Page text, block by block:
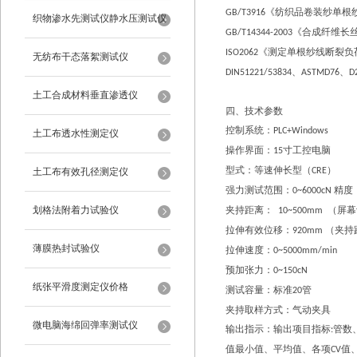
织物渗水先测试仪静水压测试仪
无纺布干态落絮测试仪
土工合成材料垂直渗透仪
土工布透水性测定仪
土工布有效孔径测定仪
划格法附着力试验仪
薄膜热封试验仪
纸张平滑度测定仪价格
微电脑海绵回弹率测试仪
GB/T3916 《纺织品卷装纱单
GB/T14344-2003 《合成纤维长
ISO2062 《测定单根纱线断裂
DIN51221/53834、 ASTMD76、
四、技术参数
控制系统： PLC+Windows
操作界面： 15寸工控电脑
型式：等速伸长型（CRE）
强力测试范围： 0~6000cN 精度
夹持距离 ： 10~500mm
（屏
拉伸有效位移： 920mm
（夹
拉伸速度： 0~5000mm/min
预加张力： 0~150cN
测试容量：标准20管
夹持取样方式：气动夹具
输出指示：输出项目指标:管数
值最小值、平均值、各项CV值